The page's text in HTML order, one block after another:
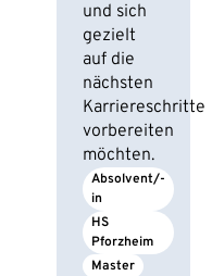
und sich
gezielt
auf die
nächsten
Karriereschritte
vorbereiten
möchten.
Absolvent/-
in
HS
Pforzheim
Master